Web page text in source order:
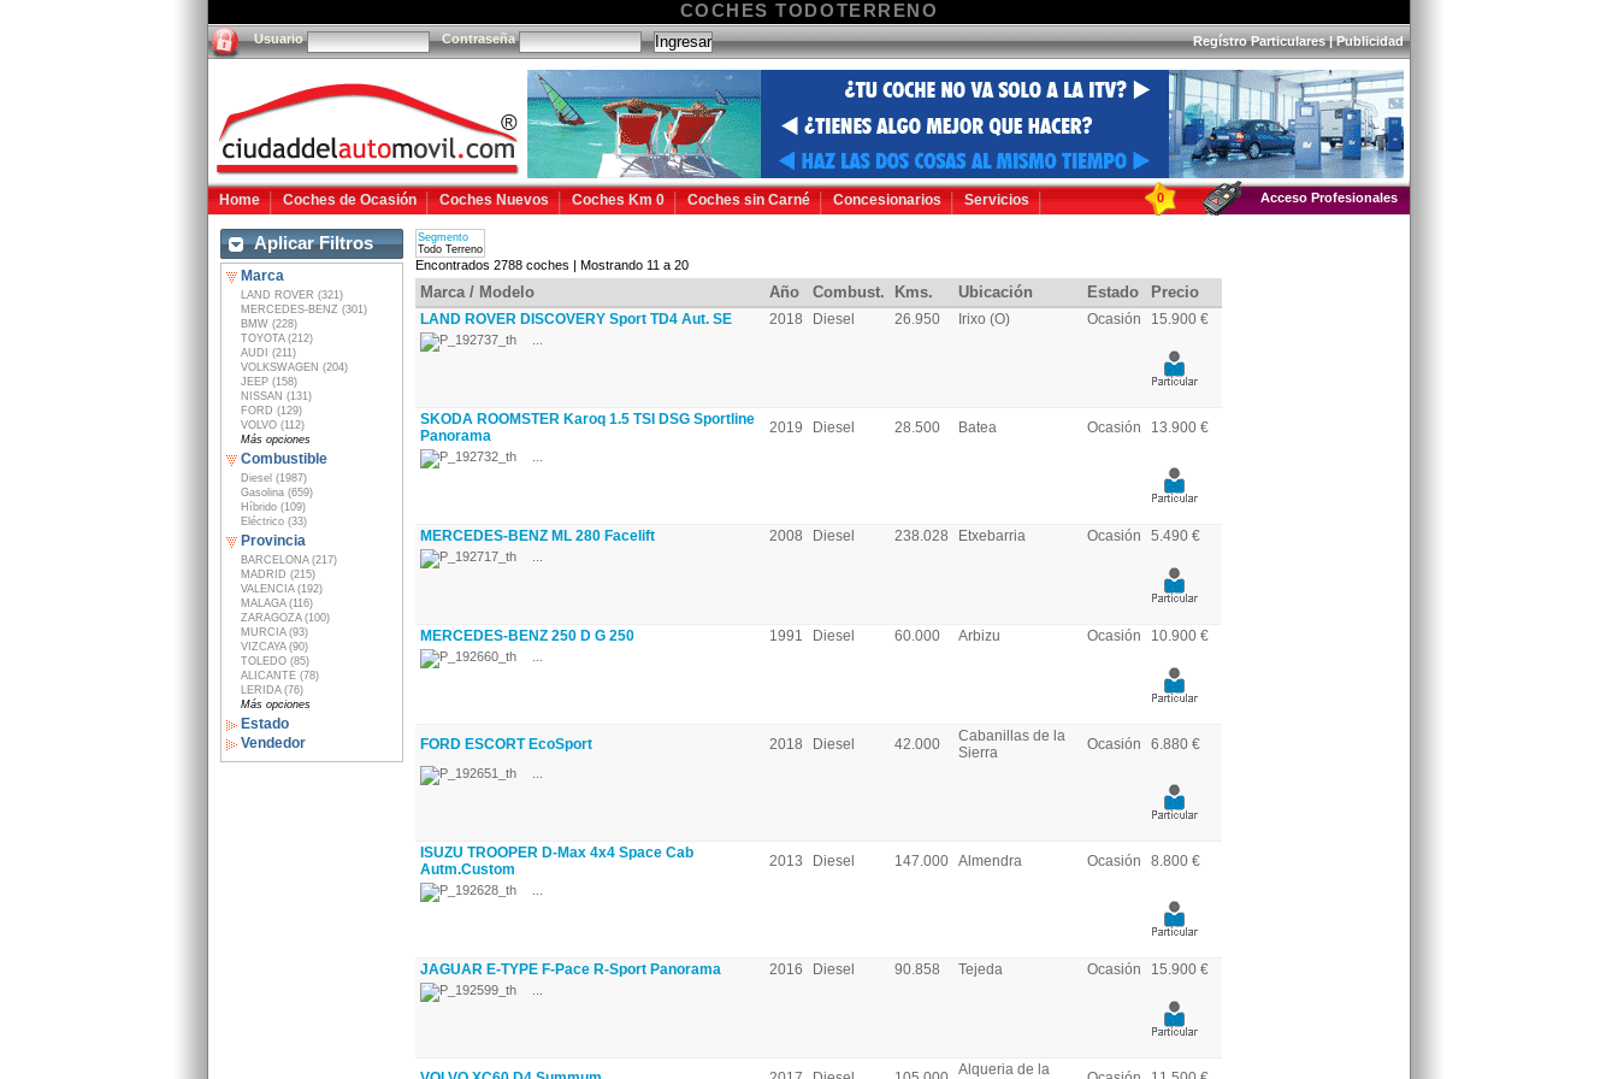
COCHES TODOTERRENO
Usuario Contraseña Regístro Particulares|Publicidad
Home Coches de Ocasión Coches Nuevos Coches Km 0 Coches sin Carné Concesionarios Servicios 0 Acceso Profesionales
Aplicar Filtros
Marca
LAND ROVER (321)
MERCEDES-BENZ (301)
BMW (228)
TOYOTA (212)
AUDI (211)
VOLKSWAGEN (204)
JEEP (158)
NISSAN (131)
FORD (129)
VOLVO (112)
Más opciones
Combustible
Diesel (1987)
Gasolina (659)
Híbrido (109)
Eléctrico (33)
Provincia
BARCELONA (217)
MADRID (215)
VALENCIA (192)
MALAGA (116)
ZARAGOZA (100)
MURCIA (93)
VIZCAYA (90)
TOLEDO (85)
ALICANTE (78)
LERIDA (76)
Más opciones
Estado
Vendedor
Segmento
Todo Terreno
Encontrados 2788 coches | Mostrando 11 a 20
Marca / Modelo Año Combust. Kms. Ubicación Estado Precio
LAND ROVER DISCOVERY Sport TD4 Aut. SE 2018 Diesel 26.950 Irixo (O) Ocasión 15.900 €
SKODA ROOMSTER Karoq 1.5 TSI DSG Sportline
Panorama
2019 Diesel 28.500 Batea Ocasión 13.900 €
MERCEDES-BENZ ML 280 Facelift 2008 Diesel 238.028 Etxebarria Ocasión 5.490 €
MERCEDES-BENZ 250 D G 250 1991 Diesel 60.000 Arbizu Ocasión 10.900 €
FORD ESCORT EcoSport 2018 Diesel 42.000
Cabanillas de la
Sierra
Ocasión 6.880 €
ISUZU TROOPER D-Max 4x4 Space Cab
Autm.Custom
2013 Diesel 147.000 Almendra Ocasión 8.800 €
JAGUAR E-TYPE F-Pace R-Sport Panorama 2016 Diesel 90.858 Tejeda Ocasión 15.900 €
Alqueria de la